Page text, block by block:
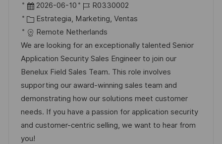
a
c
n
b
c
a
c
i
ó
n
F
e
c
h
a
d
e
p
u
b
l
2026-06-10
I
D
d
e
e
m
p
l
e
o
R0330002
C
a
t
e
g
o
r
í
a
Estrategia, Marketing, Ventas
Remote Netherlands
We are looking for an exceptionally talented Senior
Application Security Sales Engineer to join our
Benelux Field Sales Team. This role involves
supporting our award-winning sales team and
demonstrating how our solutions meet customer
needs. If you have a passion for application security
and customer-centric selling, we want to hear from
you!